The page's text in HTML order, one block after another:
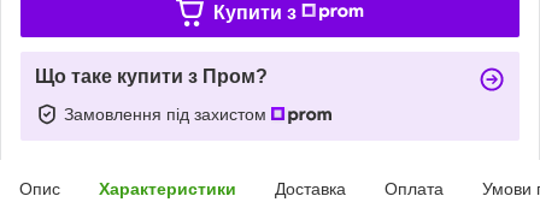
Купити з
Що таке купити з Пром?
Замовлення під захистом
Опис Характеристики Доставка Оплата Умови